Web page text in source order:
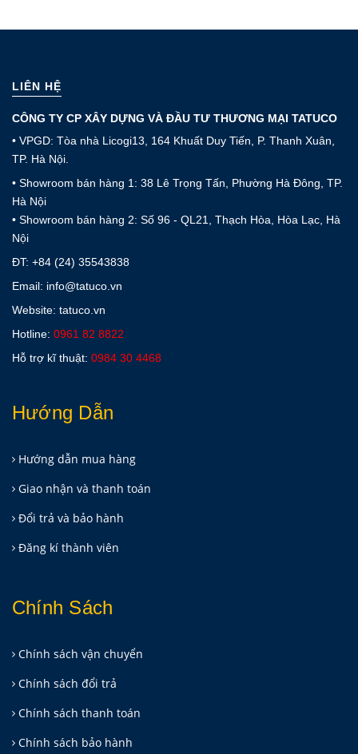
LIÊN HỆ
CÔNG TY CP XÂY DỰNG VÀ ĐẦU TƯ THƯƠNG MẠI TATUCO
• VPGD: Tòa nhà Licogi13, 164 Khuất Duy Tiến, P. Thanh Xuân,
TP. Hà Nội.
• Showroom bán hàng 1: 38 Lê Trọng Tấn, Phường Hà Đông, TP.
Hà Nội
• Showroom bán hàng 2: Số 96 - QL21, Thạch Hòa, Hòa Lạc, Hà
Nội
ĐT: +84 (24) 35543838
Email: info@tatuco.vn
Website: tatuco.vn
Hotline: 0961 82 8822
Hỗ trợ kĩ thuật: 0984 30 4468
Hướng Dẫn
Hướng dẫn mua hàng
Giao nhận và thanh toán
Đổi trả và bảo hành
Đăng kí thành viên
Chính Sách
Chính sách vận chuyển
Chính sách đổi trả
Chính sách thanh toán
Chính sách bảo hành